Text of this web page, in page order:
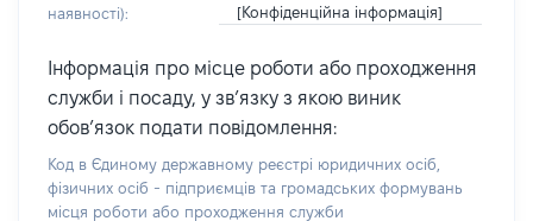
наявності): [Конфіденційна інформація]
Інформація про місце роботи або проходження
служби і посаду, у зв’язку з якою виник
обов’язок подати повідомлення:
Код в Єдиному державному реєстрі юридичних осіб,
фізичних осіб - підприємців та громадських формувань
місця роботи або проходження служби